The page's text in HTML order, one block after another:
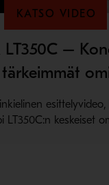
KATSO VIDEO
LT350C –
esittelyvideo,
LT350C:n keskeiset